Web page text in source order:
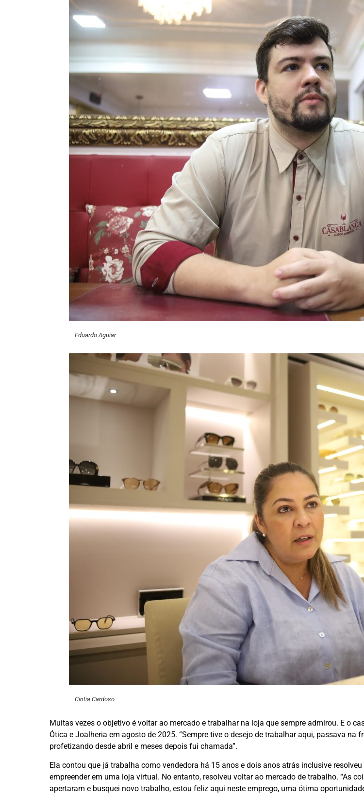
Eduardo Aguiar
Cintia Cardoso
Muitas vezes o objetivo é voltar ao mercado e trabalhar na loja que sempre admirou. E o
Ótica e Joalheria em agosto de 2025. “Sempre tive o desejo de trabalhar aqui, passava
profetizando desde abril e meses depois fui chamada”.
Ela contou que já trabalha como vendedora há 15 anos e dois anos atrás inclusive resolveu
empreender em uma loja virtual. No entanto, resolveu voltar ao mercado de trabalho. “As
apertaram e busquei novo trabalho, estou feliz aqui neste emprego, uma ótima